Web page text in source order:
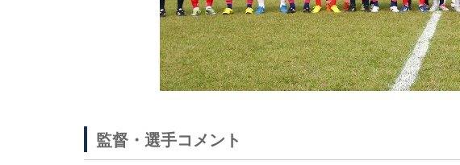
監督・選手コメント